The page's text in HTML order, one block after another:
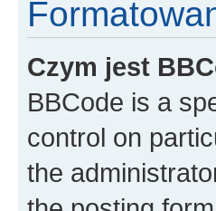
Czym jest
BBCode is a
control on
the